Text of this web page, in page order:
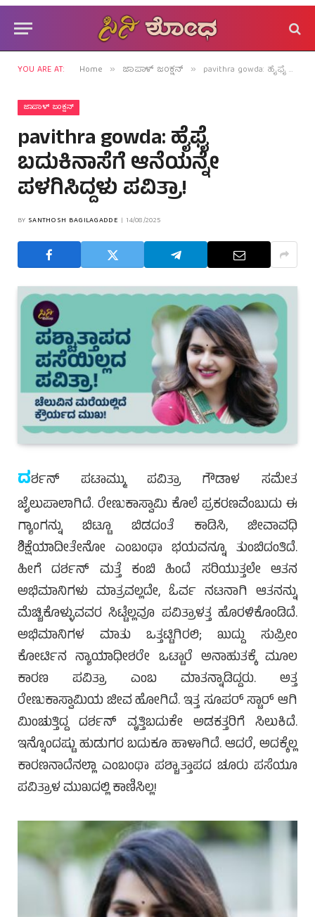
YOU ARE AT: Home » ಜಾಪಾಳ್ ಜಂಕ್ಷನ್ » pavithra gowda: ಹೈಫೈ ಬದುಕಿನಾಸೆಗೆ ಆನೆಯನ್ನೇ ಪಳಗಿಸಿದ್ದಳು ಪವಿತ್ರಾ!
ಜಾಪಾಳ್ ಜಂಕ್ಷನ್
pavithra gowda: ಹೈಫೈ
ಬದುಕಿನಾಸೆಗೆ ಆನೆಯನ್ನೇ
ಪಳಗಿಸಿದ್ದಳು ಪವಿತ್ರಾ!
BY SANTHOSH BAGILAGADDE 14/08/2025
ದರ್ಶನ್ ಪಟಾಮ್ಮು ಪವಿತ್ರಾ ಗೌಡಾಳ ಸಮೇತ
ಜೈಲುಪಾಲಾಗಿದೆ. ರೇಣುಕಾಸ್ವಾಮಿ ಕೊಲೆ ಪ್ರಕರಣವೆಂಬುದು ಈ
ಗ್ಯಾಂಗನ್ನು ಬಿಟ್ಟೂ ಬಿಡದಂತೆ ಕಾಡಿಸಿ, ಜೀವಾವಧಿ
ಶಿಕ್ಷೆಯಾದೀತೇನೋ ಎಂಬಂಥಾ ಭಯವನ್ನೂ ತುಂಬಿದಂತಿದೆ.
ಹೀಗೆ ದರ್ಶನ್ ಮತ್ತೆ ಕಂಬಿ ಹಿಂದೆ ಸರಿಯುತ್ತಲೇ ಆತನ
ಅಭಿಮಾನಿಗಳು ಮಾತ್ರವಲ್ಲದೇ, ಓರ್ವ ನಟನಾಗಿ ಆತನನ್ನು
ಮೆಚ್ಚಿಕೊಳ್ಳುವವರ ಸಿಟ್ಟೆಲ್ಲವೂ ಪವಿತ್ರಾಳತ್ತ ಹೊರಳಿಕೊಂಡಿದೆ.
ಅಭಿಮಾನಿಗಳ ಮಾತು ಒತ್ತಟ್ಟಿಗಿರಲಿ; ಖುದ್ದು ಸುಪ್ರೀಂ
ಕೋರ್ಟಿನ ನ್ಯಾಯಾಧೀಶರೇ ಒಟ್ಟಾರೆ ಅನಾಹುತಕ್ಕೆ ಮೂಲ
ಕಾರಣ ಪವಿತ್ರಾ ಎಂಬ ಮಾತನ್ನಾಡಿದ್ದರು. ಅತ್ತ
ರೇಣುಕಾಸ್ವಾಮಿಯ ಜೀವ ಹೋಗಿದೆ. ಇತ್ತ ಸೂಪರ್ ಸ್ಟಾರ್ ಆಗಿ
ಮಿಂಚುತ್ತಿದ್ದ ದರ್ಶನ್ ವೃತ್ತಿಬದುಕೇ ಅಡಕತ್ತರಿಗೆ ಸಿಲುಕಿದೆ.
ಇನ್ನೊಂದಷ್ಟು ಹುಡುಗರ ಬದುಕೂ ಹಾಳಾಗಿದೆ. ಆದರೆ, ಅದಕ್ಕೆಲ್ಲ
ಕಾರಣನಾದೆನಲ್ಲಾ ಎಂಬಂಥಾ ಪಶ್ಚಾತ್ತಾಪದ ಚೂರು ಪಸೆಯೂ
ಪವಿತ್ರಾಳ ಮುಖದಲ್ಲಿ ಕಾಣಿಸಿಲ್ಲ!